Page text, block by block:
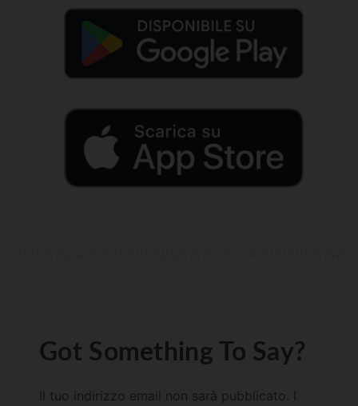
Got Something To Say?
Il tuo indirizzo email non sarà pubblicato.